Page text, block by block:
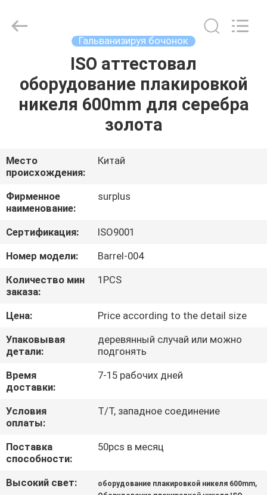
ПРОДУКТЫ
НАС
ЭКСКУРСИЯ
ПО
ЗАВОДУ
КОНТРОЛЬ
КАЧЕСТВА
СВЯЖИТЕСЬ
С
НАМИ
НОВОСТИ
ЗАПРОСИТЕ
Limited.
Гальванизируя бочонок
ISO аттестовал
оборудование плакировкой
никеля 600mm для серебра
золота
Место
происхождения:
Китай
Фирменное
наименование:
surplus
Сертификация:
ISO9001
Номер модели:
Barrel-004
Количество мин
заказа:
1PCS
Цена:
Price according to the detail size
Упаковывая
детали:
деревянный случай или можно
подгонять
Время
доставки:
7-15 рабочих дней
Условия
оплаты:
T/T, западное соединение
Поставка
способности:
50pcs в месяц
Высокий свет: оборудование плакировкой никеля 600mm,